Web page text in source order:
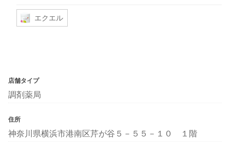
エクエル
店舗タイプ
調剤薬局
住所
神奈川県横浜市港南区芹が谷５－５５－１０ １階